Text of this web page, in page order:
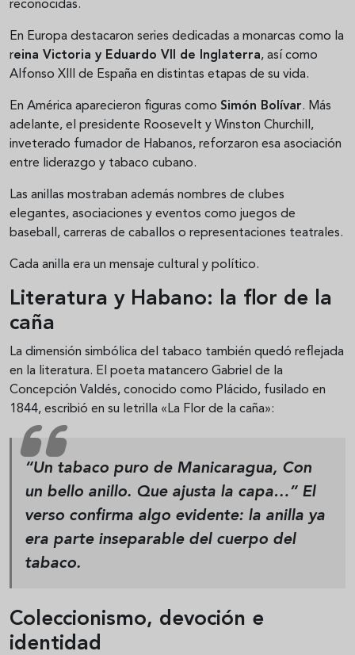
reconocidas.
En Europa destacaron series dedicadas a monarcas como la
reina Victoria y Eduardo VII de Inglaterra, así como
Alfonso XIII de España en distintas etapas de su vida.
En América aparecieron figuras como Simón Bolívar. Más
adelante, el presidente Roosevelt y Winston Churchill,
inveterado fumador de Habanos, reforzaron esa asociación
entre liderazgo y tabaco cubano.
Las anillas mostraban además nombres de clubes
elegantes, asociaciones y eventos como juegos de
baseball, carreras de caballos o representaciones teatrales.
Cada anilla era un mensaje cultural y político.
Literatura y Habano: la flor de la
caña
La dimensión simbólica del tabaco también quedó reflejada
en la literatura. El poeta matancero Gabriel de la
Concepción Valdés, conocido como Plácido, fusilado en
1844, escribió en su letrilla «La Flor de la caña»:
“Un tabaco puro de Manicaragua, Con
un bello anillo. Que ajusta la capa…” El
verso confirma algo evidente: la anilla ya
era parte inseparable del cuerpo del
tabaco.
Coleccionismo, devoción e
identidad